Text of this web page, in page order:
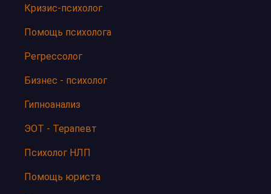
Кризис-психолог
Помощь психолога
Регрессолог
Бизнес - психолог
Гипноанализ
ЭОТ - Терапевт
Психолог НЛП
Помощь юриста